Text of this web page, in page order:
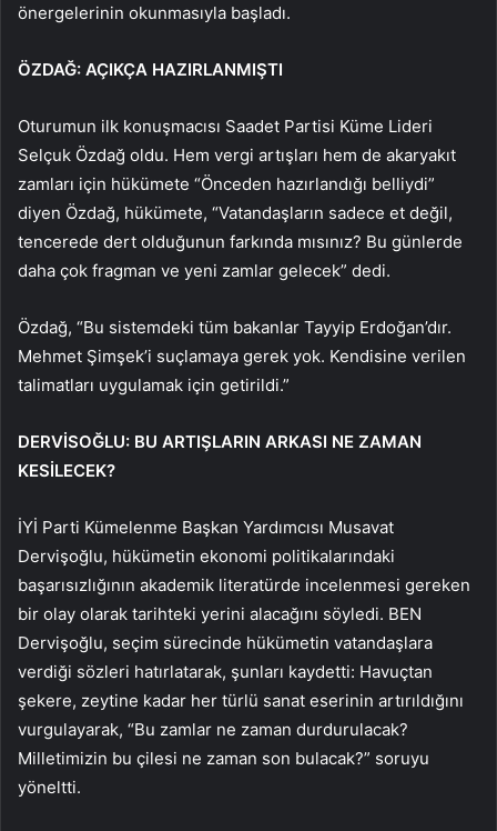
önergelerinin okunmasıyla başladı.
ÖZDAĞ: AÇIKÇA HAZIRLANMIŞTI
Oturumun ilk konuşmacısı Saadet Partisi Küme Lideri
Selçuk Özdağ oldu. Hem vergi artışları hem de akaryakıt
zamları için hükümete “Önceden hazırlandığı belliydi”
diyen Özdağ, hükümete, “Vatandaşların sadece et değil,
tencerede dert olduğunun farkında mısınız? Bu günlerde
daha çok fragman ve yeni zamlar gelecek” dedi.
Özdağ, “Bu sistemdeki tüm bakanlar Tayyip Erdoğan’dır.
Mehmet Şimşek’i suçlamaya gerek yok. Kendisine verilen
talimatları uygulamak için getirildi.”
DERVİSOĞLU: BU ARTIŞLARIN ARKASI NE ZAMAN
KESİLECEK?
İYİ Parti Kümelenme Başkan Yardımcısı Musavat
Dervişoğlu, hükümetin ekonomi politikalarındaki
başarısızlığının akademik literatürde incelenmesi gereken
bir olay olarak tarihteki yerini alacağını söyledi. BEN
Dervişoğlu, seçim sürecinde hükümetin vatandaşlara
verdiği sözleri hatırlatarak, şunları kaydetti: Havuçtan
şekere, zeytine kadar her türlü sanat eserinin artırıldığını
vurgulayarak, “Bu zamlar ne zaman durdurulacak?
Milletimizin bu çilesi ne zaman son bulacak?” soruyu
yöneltti.